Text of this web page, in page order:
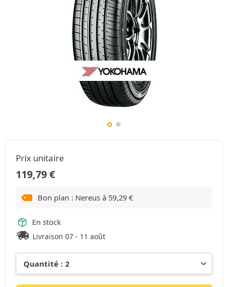
Prix unitaire
119,79€
Bon plan : Nereus à 59,29 €
En stock
Livraison 07 - 11 août